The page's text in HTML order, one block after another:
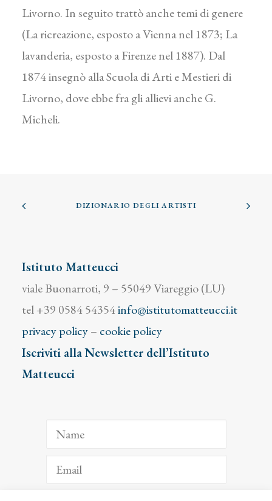
Livorno. In seguito trattò anche temi di genere
(La ricreazione, esposto a Vienna nel 1873; La
lavanderia, esposto a Firenze nel 1887). Dal
1874 insegnò alla Scuola di Arti e Mestieri di
Livorno, dove ebbe fra gli allievi anche G.
Micheli.
DIZIONARIO DEGLI ARTISTI
Istituto Matteucci
viale Buonarroti, 9 – 55049 Viareggio (LU)
tel +39 0584 54354info@istitutomatteucci.it
privacy policy– cookie policy
Iscriviti alla Newsletter dell’Istituto
Matteucci